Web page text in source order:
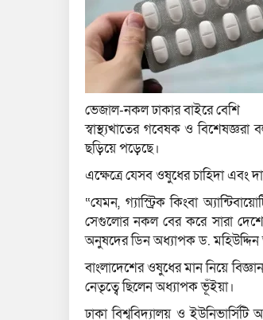
ভেজাল-নকল ঢাকার বাইরে বেশি
স্বাস্থ্যখাতের গবেষক ও
ছড়িয়ে পড়েছে।
এক্ষেত্রে যেসব ওষুধের চাহিদা এবং
“যেমন, গ্যাস্ট্রিক কিংবা
সেগুলোর নকল বের করে সারা দেশে
অনুষদের ডিন অধ্যাপক ড.
বাংলাদেশের ওষুধের মান নিয়ে
নেতৃত্বে ছিলেন অধ্যাপক ভূঁইয়া।
ঢাকা বিশ্ববিদ্যালয় ও